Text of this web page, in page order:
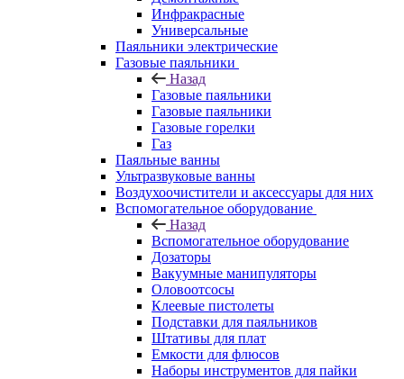
Инфракрасные
Универсальные
Паяльники электрические
Газовые паяльники
Назад
Газовые паяльники
Газовые паяльники
Газовые горелки
Газ
Паяльные ванны
Ультразвуковые ванны
Воздухоочистители и аксессуары для них
Вспомогательное оборудование
Назад
Вспомогательное оборудование
Дозаторы
Вакуумные манипуляторы
Оловоотсосы
Клеевые пистолеты
Подставки для паяльников
Штативы для плат
Емкости для флюсов
Наборы инструментов для пайки